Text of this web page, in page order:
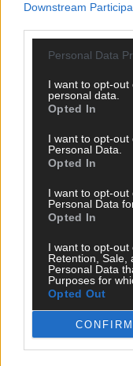
Downstream
Personal Data
I want to opt-
personal data.
Opted In
I want to opt-out
Personal Data.
Opted In
I want to opt-
Personal Data
Opted In
I want to opt-out
Retention, Sale,
Personal Data
Purposes for
Opted Out
CONFIRM
Vor- und Nachname
E-Mail
Benachrichtige
TOP STORIES